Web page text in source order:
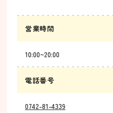
営業時間
10:00~20:00
電話番号
0742-81-4339